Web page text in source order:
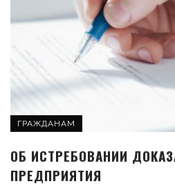
ГРАЖДАНАМ
ОБ ИСТРЕБОВАНИИ
ПРЕДПРИЯТИЯ